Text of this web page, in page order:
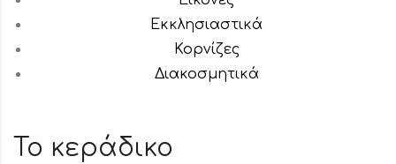
Εκκλησιαστικά
Κορνίζες
Διακοσμητικά
Το κεράδικο